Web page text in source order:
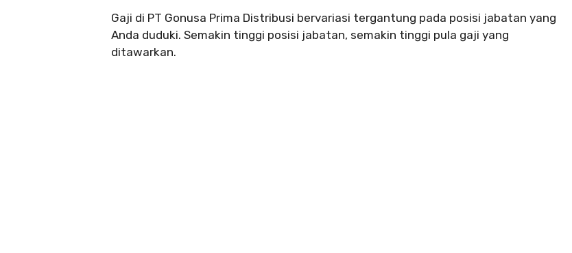
Gaji di PT Gonusa Prima Distribusi bervariasi tergantung pada posisi jabatan yang
Anda duduki. Semakin tinggi posisi jabatan, semakin tinggi pula gaji yang
ditawarkan.